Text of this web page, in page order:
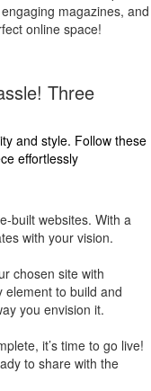
magazines, and
online space!
Three
and style. Follow these
effortlessly
built websites. With a
with your vision.
chosen site with
element to build and
you envision it.
it’s time to go live!
to share with the